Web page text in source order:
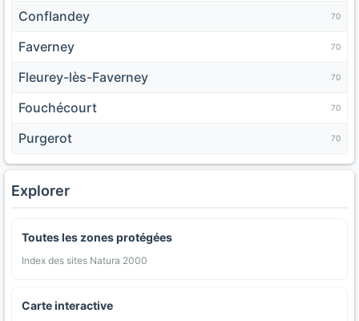
Conflandey 70
Faverney 70
Fleurey-lès-Faverney 70
Fouchécourt 70
Purgerot 70
Explorer
Toutes les zones protégées
Index des sites Natura 2000
Carte interactive